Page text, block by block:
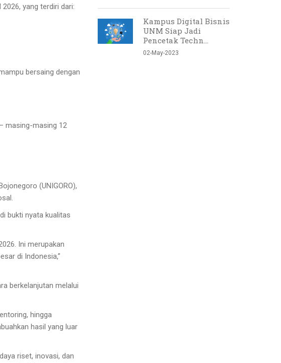
yang terdiri dari:
bersaing dengan
masing-masing 12
(UNIGORO),
bukti nyata kualitas
Ini merupakan
di Indonesia,”
berkelanjutan melalui
hingga
hasil yang luar
riset, inovasi, dan
Kampus Digital Bisnis
UNM Siap Jadi
Pencetak Techn...
02-May-2023